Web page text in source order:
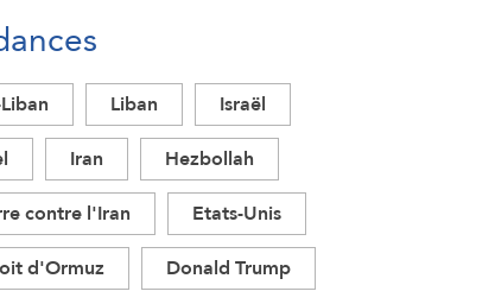
Liban
Israël
Iran
Hezbollah
contre l'Iran
Etats-Unis
d'Ormuz
Donald Trump